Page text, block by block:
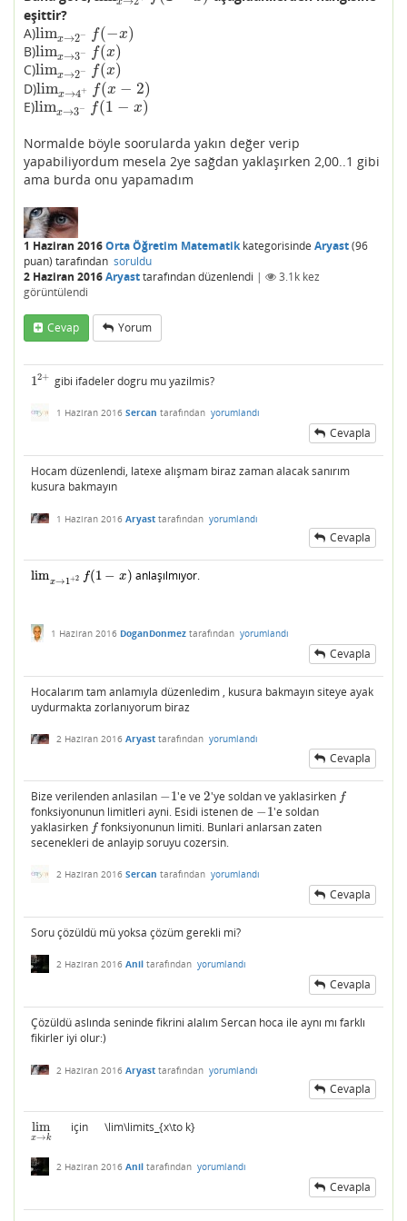
eşittir?
A)limx→2− f(−x)
limx→2− (−x)
B)limx→3− f(x)
limx→3− (x)
C)limx→2− f(x)
limx→2− (x)
D)limx→4+ f(x − 2)
limx→4+ (x−2 )
E)limx→3− f(1 − x)
limx→3− (1−x )
Normalde böyle soorularda yakın değer verip
yapabiliyordum mesela 2ye sağdan yaklaşırken 2,00..1 gibi
ama burda onu yapamadım
1 Haziran 2016Orta Öğretim Matematikkategorisinde Aryast(96
puan) tarafından soruldu
2 Haziran 2016Aryasttarafındandüzenlendi | 3.1k kez
görüntülendi
Cevap Yorum
12+
12+ gibi ifadeler dogru mu yazilmis?
1 Haziran 2016 Sercan tarafından yorumlandı
Cevapla
Hocam düzenlendi, latexe alışmam biraz zaman alacak sanırım
kusura bakmayın
1 Haziran 2016 Aryast tarafından yorumlandı
Cevapla
limx→1+2 f(1 − x)
limx→1+2 f(1− x) anlaşılmıyor.
1 Haziran 2016 DoganDonmez tarafından yorumlandı
Cevapla
Hocalarım tam anlamıyla düzenledim , kusura bakmayın siteye ayak
uydurmakta zorlanıyorum biraz
2 Haziran 2016 Aryast tarafından yorumlandı
Cevapla
Bize verilenden anlasilan −1
−1 'e ve2
2'ye soldan ve yaklasirken f
f
fonksiyonunun limitleri ayni. Esidi istenen de −1
−1 'e soldan
yaklasirken f
f fonksiyonunun limiti. Bunlari anlarsan zaten
secenekleri de anlayip soruyu cozersin.
2 Haziran 2016 Sercan tarafından yorumlandı
Cevapla
Soru çözüldü mü yoksa çözüm gerekli mi?
2 Haziran 2016 Anil tarafından yorumlandı
Cevapla
Çözüldü aslında seninde fikrini alalım Sercan hoca ile aynı mı farklı
fikirler iyi olur:)
2 Haziran 2016 Aryast tarafından yorumlandı
Cevapla
lim
x→k
limx için \lim\limits_{x\to k}
2 Haziran 2016 Anil tarafından yorumlandı
Cevapla